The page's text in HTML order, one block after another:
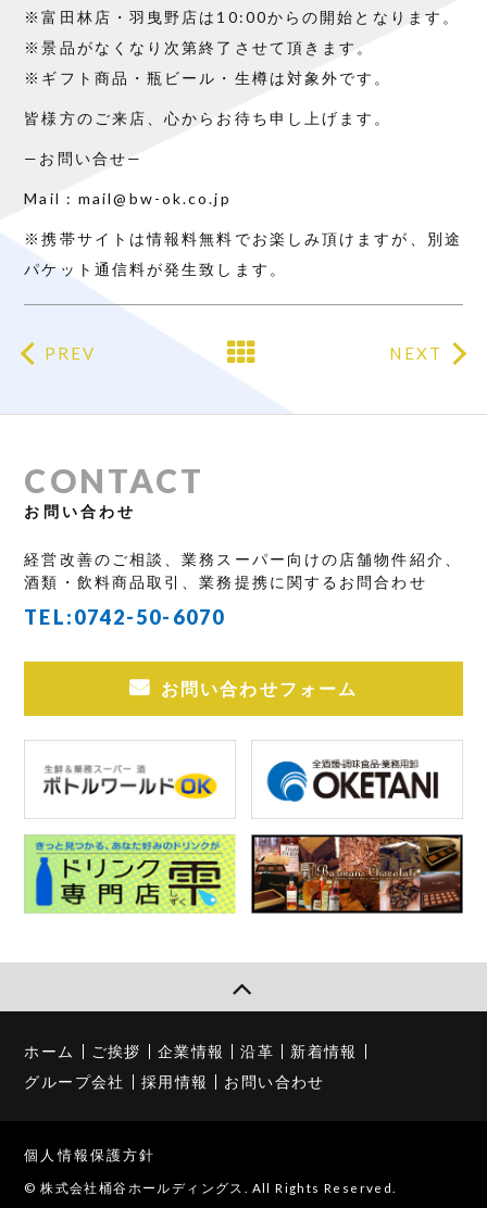
※富田林店・羽曳野店は10:00からの開始となります。
※景品がなくなり次第終了させて頂きます。
※ギフト商品・瓶ビール・生樽は対象外です。
皆様方のご来店、心からお待ち申し上げます。
—お問い合せ—
Mail : mail@bw-ok.co.jp
※携帯サイトは情報料無料でお楽しみ頂けますが、別途
パケット通信料が発生致します。
PREV NEXT
CONTACT
お問い合わせ
経営改善のご相談、業務スーパー向けの店舗物件紹介、
酒類・飲料商品取引、業務提携に関するお問合わせ
TEL:0742-50-6070
お問い合わせフォーム
ホーム ご挨拶 企業情報 沿革
新着情報
グループ会社
採用情報 お問い合わせ
個人情報保護方針
© 株式会社桶谷ホールディングス. All Rights Reserved.